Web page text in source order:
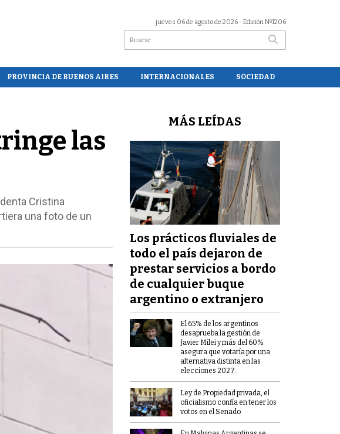
jueves 06 de agosto de 2026 - Edición Nº1206
PROVINCIA DE BUENOS AIRES INTERNACIONALES SOCIEDAD
las
Cristina
una foto de un
MÁS LEÍDAS
Los prácticos fluviales de
todo el país dejaron de
prestar servicios a bordo
de cualquier buque
argentino o extranjero
El 65% de los argentinos
desaprueba la gestión de
Javier Milei y más del 60%
asegura que votaría por una
alternativa distinta en las
elecciones 2027.
Ley de Propiedad privada, el
oficialismo confía en tener los
votos en el Senado